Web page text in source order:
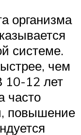
организма
системе.
чем
10-12 лет
часто
повышение